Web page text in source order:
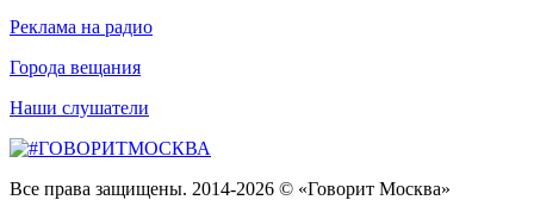
Реклама на радио
Города вещания
Наши слушатели
Все права защищены. 2014-2026 © «Говорит Москва»